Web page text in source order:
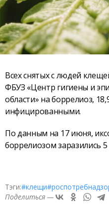
Всех снятых с людей
ФБУЗ «Центр гигиены и
области» на боррелиоз,
инфицированными.
По данным на 17 июня,
боррелиозом заразились
Тэги:#клещи
Поделиться —